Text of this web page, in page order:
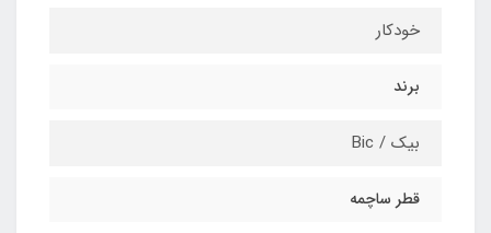
خودکار
برند
بیک / Bic
قطر ساچمه